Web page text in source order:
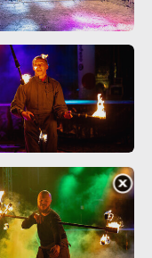
Firmy te działają w
nasze treści w
mediów